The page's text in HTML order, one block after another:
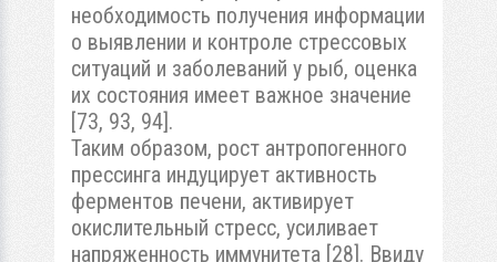
необходимость получения информации
о выявлении и контроле стрессовых
ситуаций и заболеваний у рыб, оценка
их состояния имеет важное значение
[73, 93, 94].
Таким образом, рост антропогенного
прессинга индуцирует активность
ферментов печени, активирует
окислительный стресс, усиливает
напряженность иммунитета [28]. Ввиду